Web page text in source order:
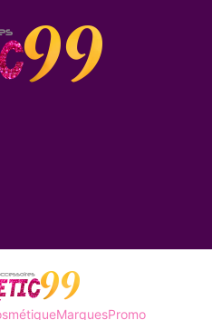
MarquesPromo